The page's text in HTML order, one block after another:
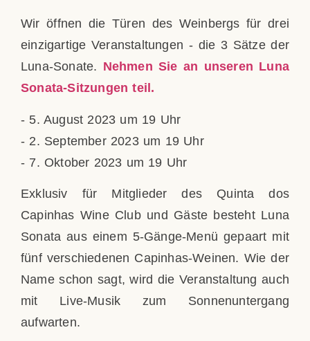
Wir öffnen die Türen des Weinbergs für drei
einzigartige Veranstaltungen - die 3 Sätze der
Luna-Sonate. Nehmen Sie an unseren Luna
Sonata-Sitzungen teil.
- 5. August 2023 um 19 Uhr
- 2. September 2023 um 19 Uhr
- 7. Oktober 2023 um 19 Uhr
Exklusiv für Mitglieder des Quinta dos
Capinhas Wine Club und Gäste besteht Luna
Sonata aus einem 5-Gänge-Menü gepaart mit
fünf verschiedenen Capinhas-Weinen. Wie der
Name schon sagt, wird die Veranstaltung auch
mit Live-Musik zum Sonnenuntergang
aufwarten.